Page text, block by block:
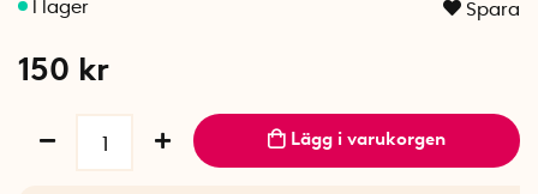
Spara
150 kr
Lägg i varukorgen